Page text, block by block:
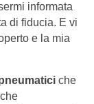
informata
di fiducia. E vi
e la mia
che